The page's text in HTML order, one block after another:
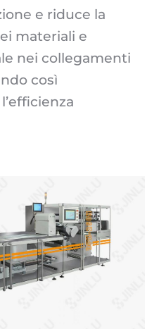
e riduce la
materiali e
nei collegamenti
così